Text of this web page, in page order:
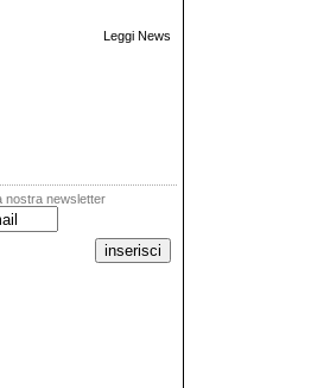
Leggi News
nostra newsletter